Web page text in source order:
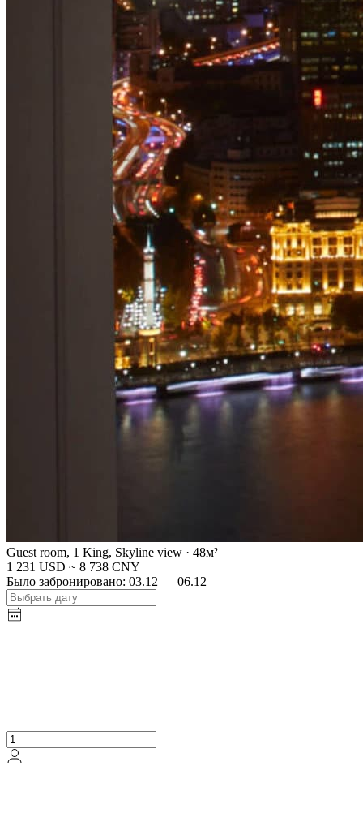
Guest room, 1 King, Skyline view · 48м²
1 231 USD ~ 8 738 CNY
Было забронировано: 03.12 — 06.12